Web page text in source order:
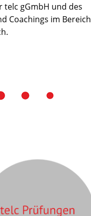
telc gGmbH und des
Coachings im Bereich